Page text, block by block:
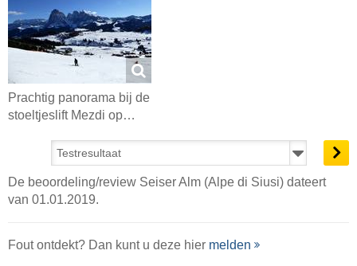
Prachtig panorama bij de
stoeltjeslift Mezdi op…
De beoordeling/review Seiser Alm (Alpe di Siusi) dateert
van 01.01.2019.
Fout ontdekt? Dan kunt u deze hier melden